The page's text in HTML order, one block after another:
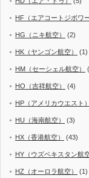
HF（エアコートジボワー
HG（ニキ航空） (2)
HK（ヤンゴン航空） (1)
HM（セーシェル航空）
HO（吉祥航空） (4)
HP（アメリカウエスト）
HU（海南航空） (3)
HX（香港航空） (43)
HY（ウズベキスタン航空
HZ（オーロラ航空） (1)